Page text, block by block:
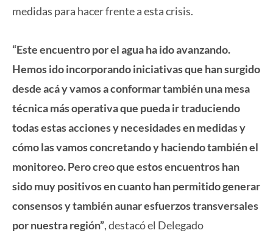
medidas para hacer frente a esta crisis.
“Este encuentro por el agua ha ido avanzando.
Hemos ido incorporando iniciativas que han surgido
desde acá y vamos a conformar también una mesa
técnica más operativa que pueda ir traduciendo
todas estas acciones y necesidades en medidas y
cómo las vamos concretando y haciendo también el
monitoreo. Pero creo que estos encuentros han
sido muy positivos en cuanto han permitido generar
consensos y también aunar esfuerzos transversales
por nuestra región”, destacó el Delegado